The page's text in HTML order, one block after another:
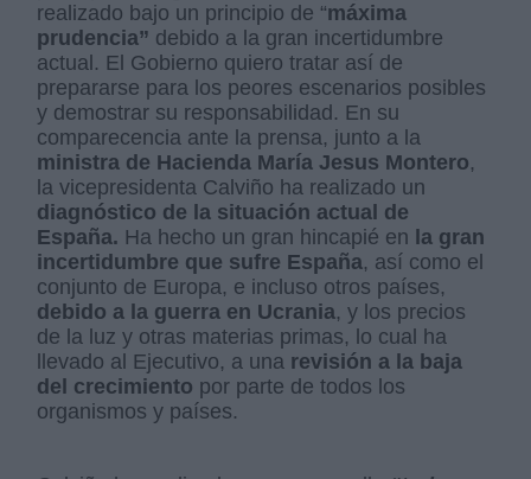
realizado bajo un principio de “máxima
prudencia” debido a la gran incertidumbre
actual. El Gobierno quiero tratar así de
prepararse para los peores escenarios posibles
y demostrar su responsabilidad. En su
comparecencia ante la prensa, junto a la
ministra de Hacienda María Jesus Montero,
la vicepresidenta Calviño ha realizado un
diagnóstico de la situación actual de
España. Ha hecho un gran hincapié en la gran
incertidumbre que sufre España, así como el
conjunto de Europa, e incluso otros países,
debido a la guerra en Ucrania, y los precios
de la luz y otras materias primas, lo cual ha
llevado al Ejecutivo, a una revisión a la baja
del crecimiento por parte de todos los
organismos y países.